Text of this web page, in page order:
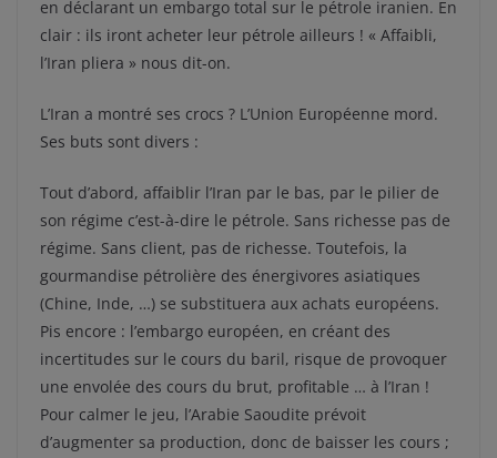
en déclarant un embargo total sur le pétrole iranien. En
clair : ils iront acheter leur pétrole ailleurs ! « Affaibli,
l’Iran pliera » nous dit-on.
L’Iran a montré ses crocs ? L’Union Européenne mord.
Ses buts sont divers :
Tout d’abord, affaiblir l’Iran par le bas, par le pilier de
son régime c’est-à-dire le pétrole. Sans richesse pas de
régime. Sans client, pas de richesse. Toutefois, la
gourmandise pétrolière des énergivores asiatiques
(Chine, Inde, …) se substituera aux achats européens.
Pis encore : l’embargo européen, en créant des
incertitudes sur le cours du baril, risque de provoquer
une envolée des cours du brut, profitable … à l’Iran !
Pour calmer le jeu, l’Arabie Saoudite prévoit
d’augmenter sa production, donc de baisser les cours ;